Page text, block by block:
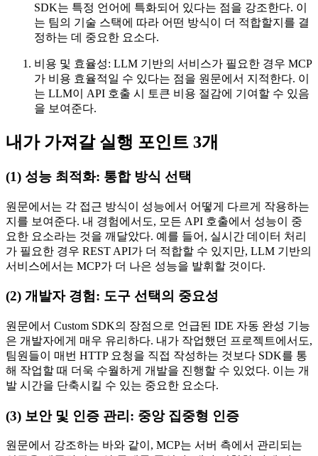
SDK는 특정 언어에 특화되어 있다는 점을 강조한다. 이
는 팀의 기술 스택에 따라 어떤 방식이 더 적합할지를 결
정하는 데 중요한 요소다.
비용 및 효율성: LLM 기반의 서비스가 필요한 경우 MCP
가 비용 효율적일 수 있다는 점을 원문에서 지적한다. 이
는 LLM이 API 호출 시 토큰 비용 절감에 기여할 수 있음
을 보여준다.
내가 가져갈 실행 포인트 3개
(1) 성능 최적화: 통합 방식 선택
원문에서는 각 접근 방식이 성능에서 어떻게 다르게 작용하는
지를 보여준다. 내 경험에서도, 모든 API 호출에서 성능이 중
요한 요소라는 것을 깨달았다. 예를 들어, 실시간 데이터 처리
가 필요한 경우 REST API가 더 적합할 수 있지만, LLM 기반의
서비스에서는 MCP가 더 나은 성능을 발휘할 것이다.
(2) 개발자 경험: 도구 선택의 중요성
원문에서 Custom SDK의 장점으로 언급된 IDE 자동 완성 기능
은 개발자에게 매우 유리하다. 내가 작업했던 프로젝트에서도,
팀원들이 매번 HTTP 요청을 직접 작성하는 것보다 SDK를 통
해 작업할 때 더욱 수월하게 개발을 진행할 수 있었다. 이는 개
발 시간을 단축시킬 수 있는 중요한 요소다.
(3) 보안 및 인증 관리: 중앙 집중형 인증
원문에서 강조하는 바와 같이, MCP는 서버 측에서 관리되는